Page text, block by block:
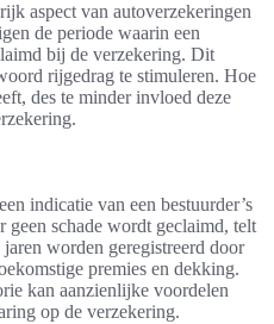
aspect van autoverzekeringen
de periode waarin een
bij de verzekering. Dit
rijgedrag te stimuleren. Hoe
des te minder invloed deze
indicatie van een bestuurder’s
schade wordt geclaimd, telt
worden geregistreerd door
premies en dekking.
kan aanzienlijke voordelen
op de verzekering.